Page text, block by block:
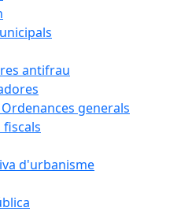
antifrau
generals
fiscals
d'urbanisme